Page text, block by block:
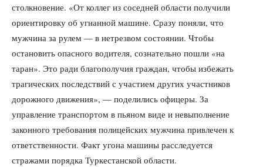
столкновение. «От коллег из соседней области получили
ориентировку об угнанной машине. Сразу поняли, что
мужчина за рулем — в нетрезвом состоянии. Чтобы
остановить опасного водителя, сознательно пошли «на
таран». Это ради благополучия граждан, чтобы избежать
трагических последствий с участием других участников
дорожного движения», — поделились офицеры. За
управление транспортом в пьяном виде и невыполнение
законного требования полицейских мужчина привлечен к
ответственности. Факт угона машины расследуется
стражами порядка Туркестанской области.